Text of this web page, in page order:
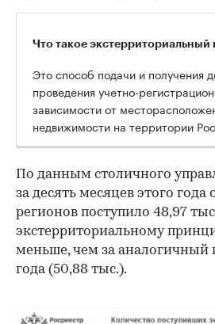
Что такое экстерриториальный
Это способ подачи и получения
проведения учетно-
зависимости от
недвижимости на территории
По данным столичного
за десять месяцев этого
регионов поступило 48,97
экстерриториальному
меньше, чем за аналогичный
года (50,88 тыс.).